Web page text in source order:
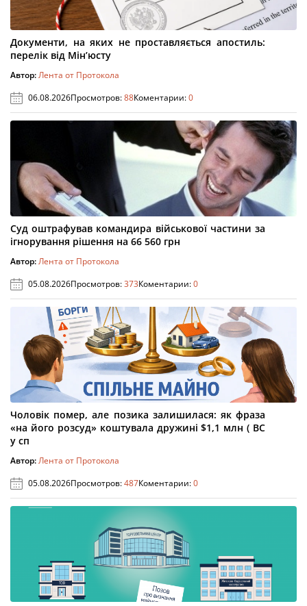
Документи, на яких не проставляється апостиль:
перелік від Мін’юсту
Автор:Лента от Протокола
06.08.2026Просмотров:88Коментарии:0
Суд оштрафував командира військової частини за
ігнорування рішення на 66 560 грн
Автор:Лента от Протокола
05.08.2026Просмотров:373Коментарии:0
Чоловік помер, але позика залишилася: як фраза
«на його розсуд» коштувала дружині $1,1 млн ( ВС
у сп
Автор:Лента от Протокола
05.08.2026Просмотров:487Коментарии:0